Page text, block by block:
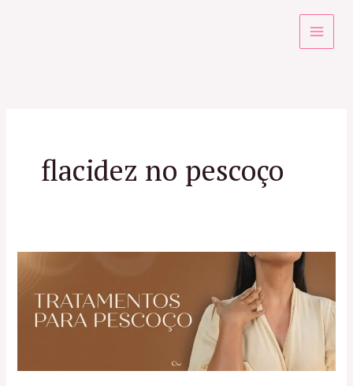
flacidez no pescoço
melhores
Tratamentos